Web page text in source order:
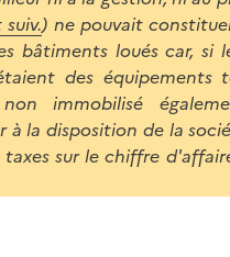
) ne pouvait
bâtiments loués car, si
des équipements
immobilisé
la disposition de la
sur le chiffre